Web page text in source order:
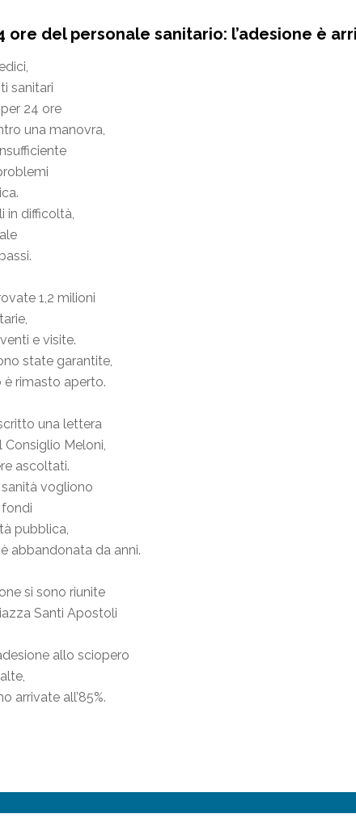
ore del personale sanitario: l’adesione è
sanitari
24 ore
una manovra,
in difficoltà,
1,2 milioni
e visite.
state garantite,
rimasto aperto.
una lettera
Meloni,
ascoltati.
vogliono
fondi
pubblica,
abbandonata da anni.
si sono riunite
Santi Apostoli
allo sciopero
arrivate all’85%.